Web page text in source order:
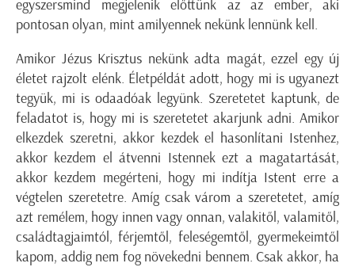
egyszersmind megjelenik előttünk az az ember, aki
pontosan olyan, mint amilyennek nekünk lennünk kell.
Amikor Jézus Krisztus nekünk adta magát, ezzel egy új
életet rajzolt elénk. Életpéldát adott, hogy mi is ugyanezt
tegyük, mi is odaadóak legyünk. Szeretetet kaptunk, de
feladatot is, hogy mi is szeretetet akarjunk adni. Amikor
elkezdek szeretni, akkor kezdek el hasonlítani Istenhez,
akkor kezdem el átvenni Istennek ezt a magatartását,
akkor kezdem megérteni, hogy mi indítja Istent erre a
végtelen szeretetre. Amíg csak várom a szeretetet, amíg
azt remélem, hogy innen vagy onnan, valakitől, valamitől,
családtagjaimtól, férjemtől, feleségemtől, gyermekeimtől
kapom, addig nem fog növekedni bennem. Csak akkor, ha